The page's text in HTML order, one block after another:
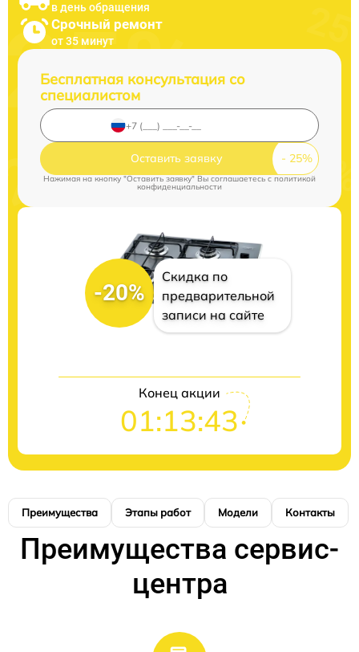
в день обращения
Срочный ремонт
от 35 минут
Бесплатная консультация со
специалистом
Оставить заявку
Нажимая на кнопку "Оставить заявку" Вы соглашаетесь cполитикой
конфиденциальности
-20%
Скидка по
предварительной
записи на сайте
Конец акции
01:13:42
Преимущества Этапы работ Модели Контакты
Преимущества сервис-
центра